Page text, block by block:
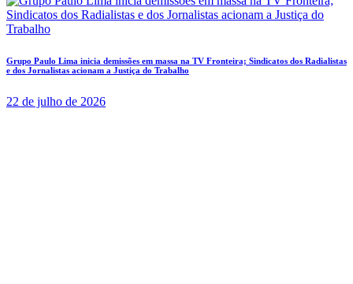
Grupo Paulo Lima inicia demissões em massa na TV Fronteira; Sindicatos dos Radialistas
e dos Jornalistas acionam a Justiça do Trabalho
22 de julho de 2026